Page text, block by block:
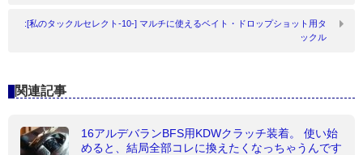
:[私のタックルセレクト-10-] マルチに使えるベイト・ドロップショット用タ
ックル
関連記事
16アルデバランBFS用KDWクラッチ装着。 使い始
めると、結局全部コレに換えたくなっちゃうんです